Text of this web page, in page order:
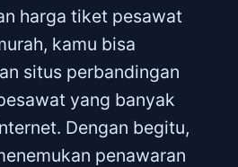
harga tiket pesawat
kamu bisa
situs perbandingan
yang banyak
Dengan begitu,
penawaran